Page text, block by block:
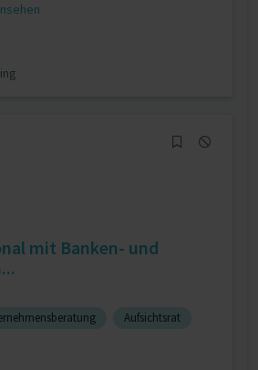
mit Banken- und
Aufsichtsrat